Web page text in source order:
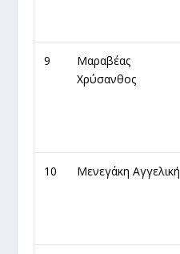
9
Μαραβέας
Χρύσανθος
10 Μενεγάκη Αγγελική